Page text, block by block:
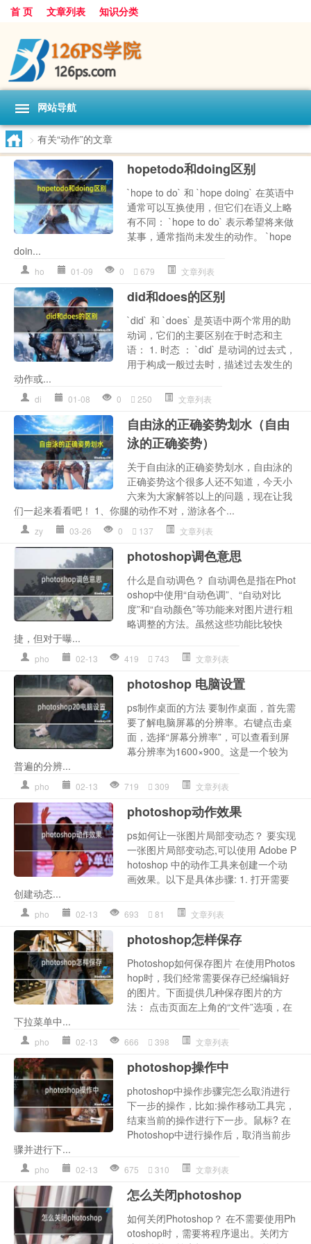
首 页 文章列表 知识分类
网站导航
> 有关“动作”的文章
hopetodo和doing区别
`hope to do` 和 `hope doing` 在英语中
通常可以互换使用，但它们在语义上略
有不同： `hope to do` 表示希望将来做
某事，通常指尚未发生的动作。 `hope
doin...
ho 01-09 0 679 文章列表
did和does的区别
`did` 和 `does` 是英语中两个常用的助
动词，它们的主要区别在于时态和主
语： 1. 时态 ： `did` 是动词的过去式，
用于构成一般过去时，描述过去发生的
动作或...
di 01-08 0 250 文章列表
自由泳的正确姿势划水（自由
泳的正确姿势）
关于自由泳的正确姿势划水，自由泳的
正确姿势这个很多人还不知道，今天小
六来为大家解答以上的问题，现在让我
们一起来看看吧！ 1、你腿的动作不对，游泳各个...
zy 03-26 0 137 文章列表
photoshop调色意思
什么是自动调色？ 自动调色是指在Phot
oshop中使用“自动色调”、“自动对比
度”和“自动颜色”等功能来对图片进行粗
略调整的方法。虽然这些功能比较快
捷，但对于曝...
pho 02-13 419 743 文章列表
photoshop 电脑设置
ps制作桌面的方法 要制作桌面，首先需
要了解电脑屏幕的分辨率。右键点击桌
面，选择“屏幕分辨率”，可以查看到屏
幕分辨率为1600×900。这是一个较为
普遍的分辨...
pho 02-13 719 309 文章列表
photoshop动作效果
ps如何让一张图片局部变动态？ 要实现
一张图片局部变动态,可以使用 Adobe P
hotoshop 中的动作工具来创建一个动
画效果。以下是具体步骤: 1. 打开需要
创建动态...
pho 02-13 693 81 文章列表
photoshop怎样保存
Photoshop如何保存图片 在使用Photos
hop时，我们经常需要保存已经编辑好
的图片。下面提供几种保存图片的方
法： 点击页面左上角的“文件”选项，在
下拉菜单中...
pho 02-13 666 398 文章列表
photoshop操作中
photoshop中操作步骤完怎么取消进行
下一步的操作，比如:操作移动工具完，
结束当前的操作进行下一步。鼠标? 在
Photoshop中进行操作后，取消当前步
骤并进行下...
pho 02-13 675 310 文章列表
怎么关闭photoshop
如何关闭Photoshop？ 在不需要使用Ph
otoshop时，需要将程序退出。关闭方